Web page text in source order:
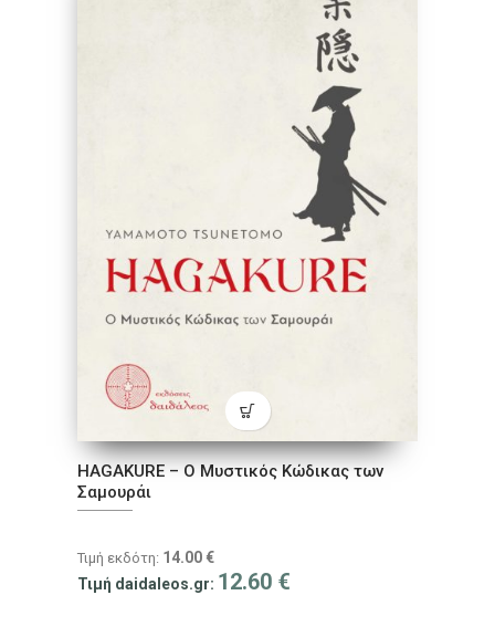
HAGAKURE – Ο Μυστικός Κώδικας των
Σαμουράι
Τιμή εκδότη: 14.00 €
Τιμή daidaleos.gr: 12.60 €